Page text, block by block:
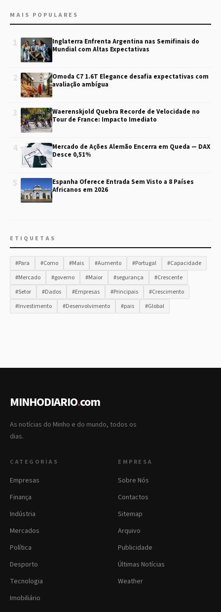
MAIS POPULARES
1
Inglaterra Enfrenta Argentina nas Semifinais do
Mundial com Altas Expectativas
2
Omoda C7 1.6T Elegance desafia expectativas com
avaliação ambígua
3
Waerenskjold Quebra Recorde de Velocidade no
Tour de France: Impacto Imediato
4
Mercado de Ações Alemão Encerra em Queda — DAX
Desce 0,51%
5
Espanha Oferece Entrada Sem Visto a 8 Países
Africanos em 2026
ETIQUETAS
#Para #Como #Mais #Aumento #Portugal
#Capacidade
#Mercado
#governo #Maior #segurança
#Crescente
#Setor
#Dados #Empresas #Principais
#Crescimento
#Investimento
#Desenvolvimento #pais #Global
MINHODIARIO.com
As notícias do Minho e do mundo, todos os
dias.
CATEGORIAS
Empresas
Finança
Indústria
Mercados
Política
Desporto
Tecnologia
Imobiliário
EMPRESA
Sobre Nós
Contactos
Sitemap
Arquivo
Publicidade
Últimas Notícias
Weather